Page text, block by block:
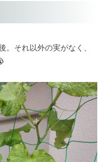
。それ以外の実がなく、